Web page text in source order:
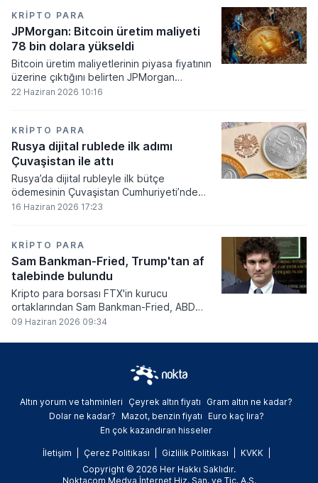
KRIPTO PARA
JPMorgan: Bitcoin üretim maliyeti
78 bin dolara yükseldi
Bitcoin üretim maliyetlerinin piyasa fiyatının
üzerine çıktığını belirten JPMorgan
analistleri, madencilik sektöründeki kârlılık
22 Haziran 2026 10:16
KRIPTO PARA
Rusya dijital rublede ilk adımı
Çuvaşistan ile attı
Rusya’da dijital rubleyle ilk bütçe
ödemesinin Çuvaşistan Cumhuriyeti’nde
gerçekleştirildiği bildirildi.
16 Haziran 2026 17:23
KRIPTO PARA
Sam Bankman-Fried, Trump'tan af
talebinde bulundu
Kripto para borsası FTX'in kurucu
ortaklarından Sam Bankman-Fried, ABD
Başkanı Donald Trump'tan resmi olarak af
09 Haziran 2026 09:34
Altın yorum ve tahminleri Çeyrek altın fiyatı
Gram altın ne kadar?
Dolar ne kadar?
Mazot, benzin fiyatı
Euro kaç lira?
En çok kazandıran hisseler
İletişim Çerez Politikası Gizlilik Politikası
KVKK
Copyright © 2026 Her Hakkı Saklıdır.
Noktacom Medya İnternet Hiz. San. ve Tic. A.Ş.